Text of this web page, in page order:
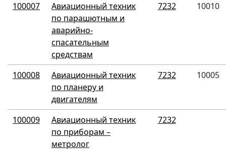
100007
Авиационный техник
по парашютным и
аварийно-
спасательным
средствам
7232 10010
100008
Авиационный техник
по планеру и
двигателям
7232 10005
100009
Авиационный техник
по приборам –
метролог
7232